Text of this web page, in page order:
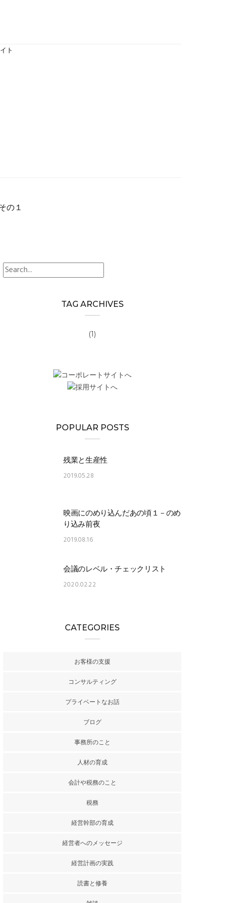
ト
の１
search
TAG ARCHIVES
(1)
POPULAR POSTS
残業と生産性
2019.05.28
映画にのめり込んだあの頃１－のめ
り込み前夜
2019.08.16
会議のレベル・チェックリスト
2020.02.22
CATEGORIES
お客様の支援
コンサルティング
プライベートなお話
ブログ
事務所のこと
人材の育成
会計や税務のこと
税務
経営幹部の育成
経営者へのメッセージ
経営計画の実践
読書と修養